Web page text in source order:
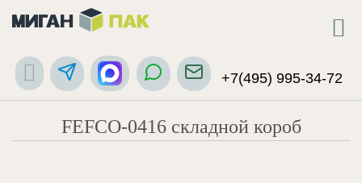
+7(495) 995-34-72
FEFCO-0416 складной короб